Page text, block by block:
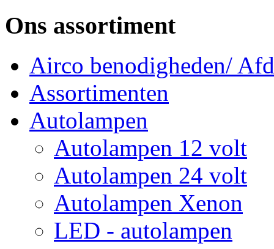
Ons assortiment
Airco benodigheden/
Assortimenten
Autolampen
Autolampen 12 volt
Autolampen 24 volt
Autolampen Xenon
LED - autolampen